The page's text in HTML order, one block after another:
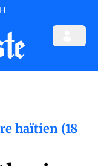
haïtien (18